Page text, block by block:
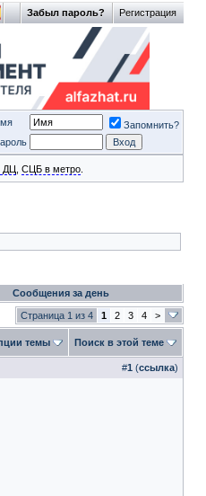
Регистрация
Забыл пароль?
Запомнить?
ДЦ СЦБ в метро
Сообщения за день
Страница 1 из 4 1 2 3 4 >
темы Поиск в этой теме
#1 (ссылка)